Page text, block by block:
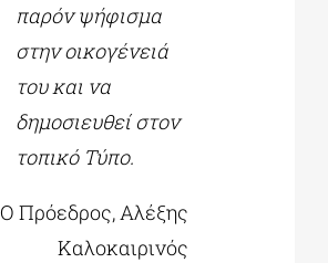
παρόν ψήφισμα
στην οικογένειά
του και να
δημοσιευθεί στον
τοπικό Τύπο.
Ο Πρόεδρος, Αλέξης
Καλοκαιρινός